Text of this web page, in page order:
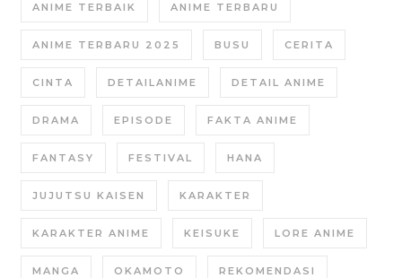
ANIME TERBAIK ANIME TERBARU
ANIME TERBARU 2025 BUSU CERITA
CINTA DETAILANIME DETAIL ANIME
DRAMA EPISODE FAKTA ANIME
FANTASY FESTIVAL HANA
JUJUTSU KAISEN KARAKTER
KARAKTER ANIME KEISUKE LORE ANIME
MANGA OKAMOTO REKOMENDASI